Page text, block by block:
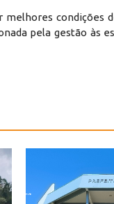
condições
pela gestão às